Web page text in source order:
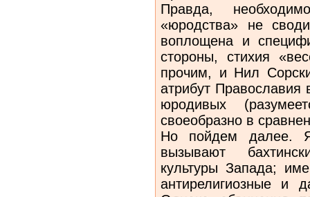
Правда,
«юродства» не
воплощена и
стороны, стихия
прочим, и Нил
атрибут
юродивых
своеобразно в
Но пойдем далее.
вызывают
культуры Запада;
антирелигиозные и